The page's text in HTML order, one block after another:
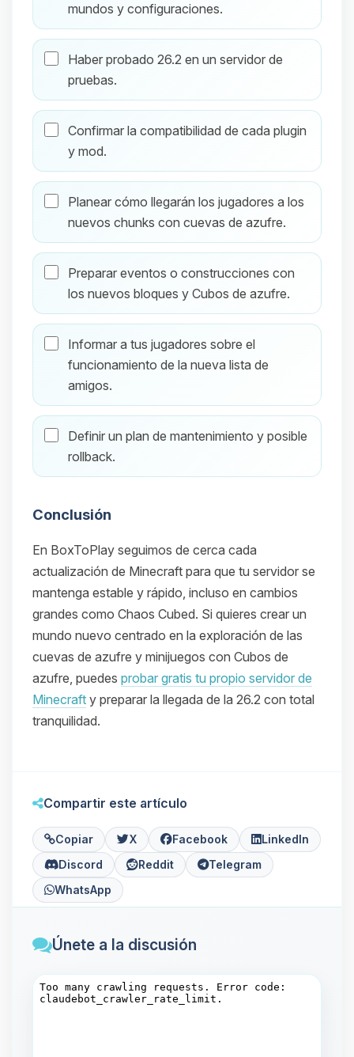
mundos y configuraciones.
Haber probado 26.2 en un servidor de
pruebas.
Confirmar la compatibilidad de cada plugin
y mod.
Planear cómo llegarán los jugadores a los
nuevos chunks con cuevas de azufre.
Preparar eventos o construcciones con
los nuevos bloques y Cubos de azufre.
Informar a tus jugadores sobre el
funcionamiento de la nueva lista de
amigos.
Definir un plan de mantenimiento y posible
rollback.
Conclusión
En BoxToPlay seguimos de cerca cada
actualización de Minecraft para que tu servidor se
mantenga estable y rápido, incluso en cambios
grandes como Chaos Cubed. Si quieres crear un
mundo nuevo centrado en la exploración de las
cuevas de azufre y minijuegos con Cubos de
azufre, puedes probar gratis tu propio servidor de
Minecraft y preparar la llegada de la 26.2 con total
tranquilidad.
Compartir este artículo
Copiar X Facebook
LinkedIn
Discord
Reddit
Telegram
WhatsApp
Únete a la discusión